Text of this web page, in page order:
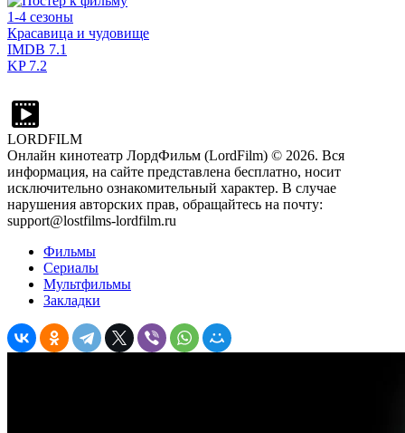
1-4 сезоны
Красавица и чудовище
IMDB 7.1
KP7.2
LORDFILM
Онлайн кинотеатр ЛордФильм (LordFilm) © 2026. Вся
информация, на сайте представлена бесплатно, носит
исключительно ознакомительный характер. В случае
нарушения авторских прав, обращайтесь на почту:
support@lostfilms-lordfilm.ru
Фильмы
Сериалы
Мультфильмы
Закладки